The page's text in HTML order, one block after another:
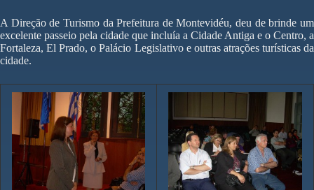
A Direção de Turismo da Prefeitura de Montevidéu, deu de brinde um
excelente passeio pela cidade que incluía a Cidade Antiga e o Centro, a
Fortaleza, El Prado, o Palácio Legislativo e outras atrações turísticas da
cidade.